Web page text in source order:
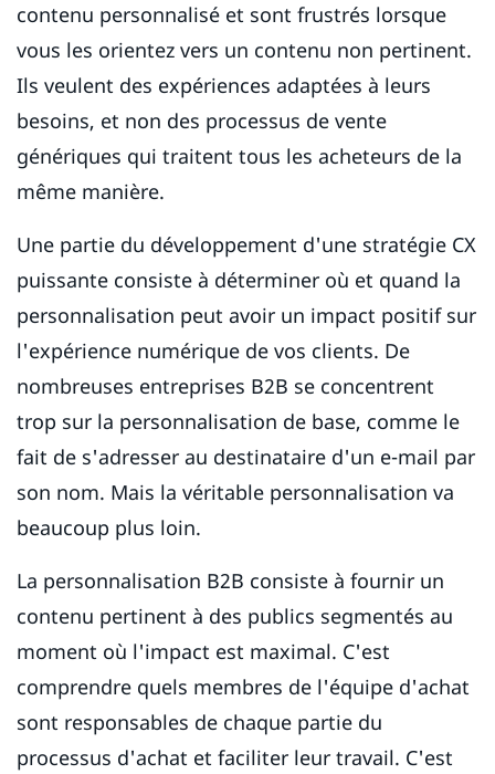
contenu personnalisé et sont frustrés lorsque
vous les orientez vers un contenu non pertinent.
Ils veulent des expériences adaptées à leurs
besoins, et non des processus de vente
génériques qui traitent tous les acheteurs de la
même manière.
Une partie du développement d'une stratégie CX
puissante consiste à déterminer où et quand la
personnalisation peut avoir un impact positif sur
l'expérience numérique de vos clients. De
nombreuses entreprises B2B se concentrent
trop sur la personnalisation de base, comme le
fait de s'adresser au destinataire d'un e-mail par
son nom. Mais la véritable personnalisation va
beaucoup plus loin.
La personnalisation B2B consiste à fournir un
contenu pertinent à des publics segmentés au
moment où l'impact est maximal. C'est
comprendre quels membres de l'équipe d'achat
sont responsables de chaque partie du
processus d'achat et faciliter leur travail. C'est